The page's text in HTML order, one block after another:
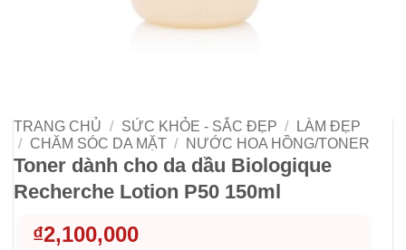
TRANG CHỦ / SỨC KHỎE - SẮC ĐẸP /
LÀM ĐẸP
/
CHĂM SÓC DA MẶT / NƯỚC HOA HỒNG/TONER
Toner dành cho da dầu Biologique
Recherche Lotion P50 150ml
₫2,100,000